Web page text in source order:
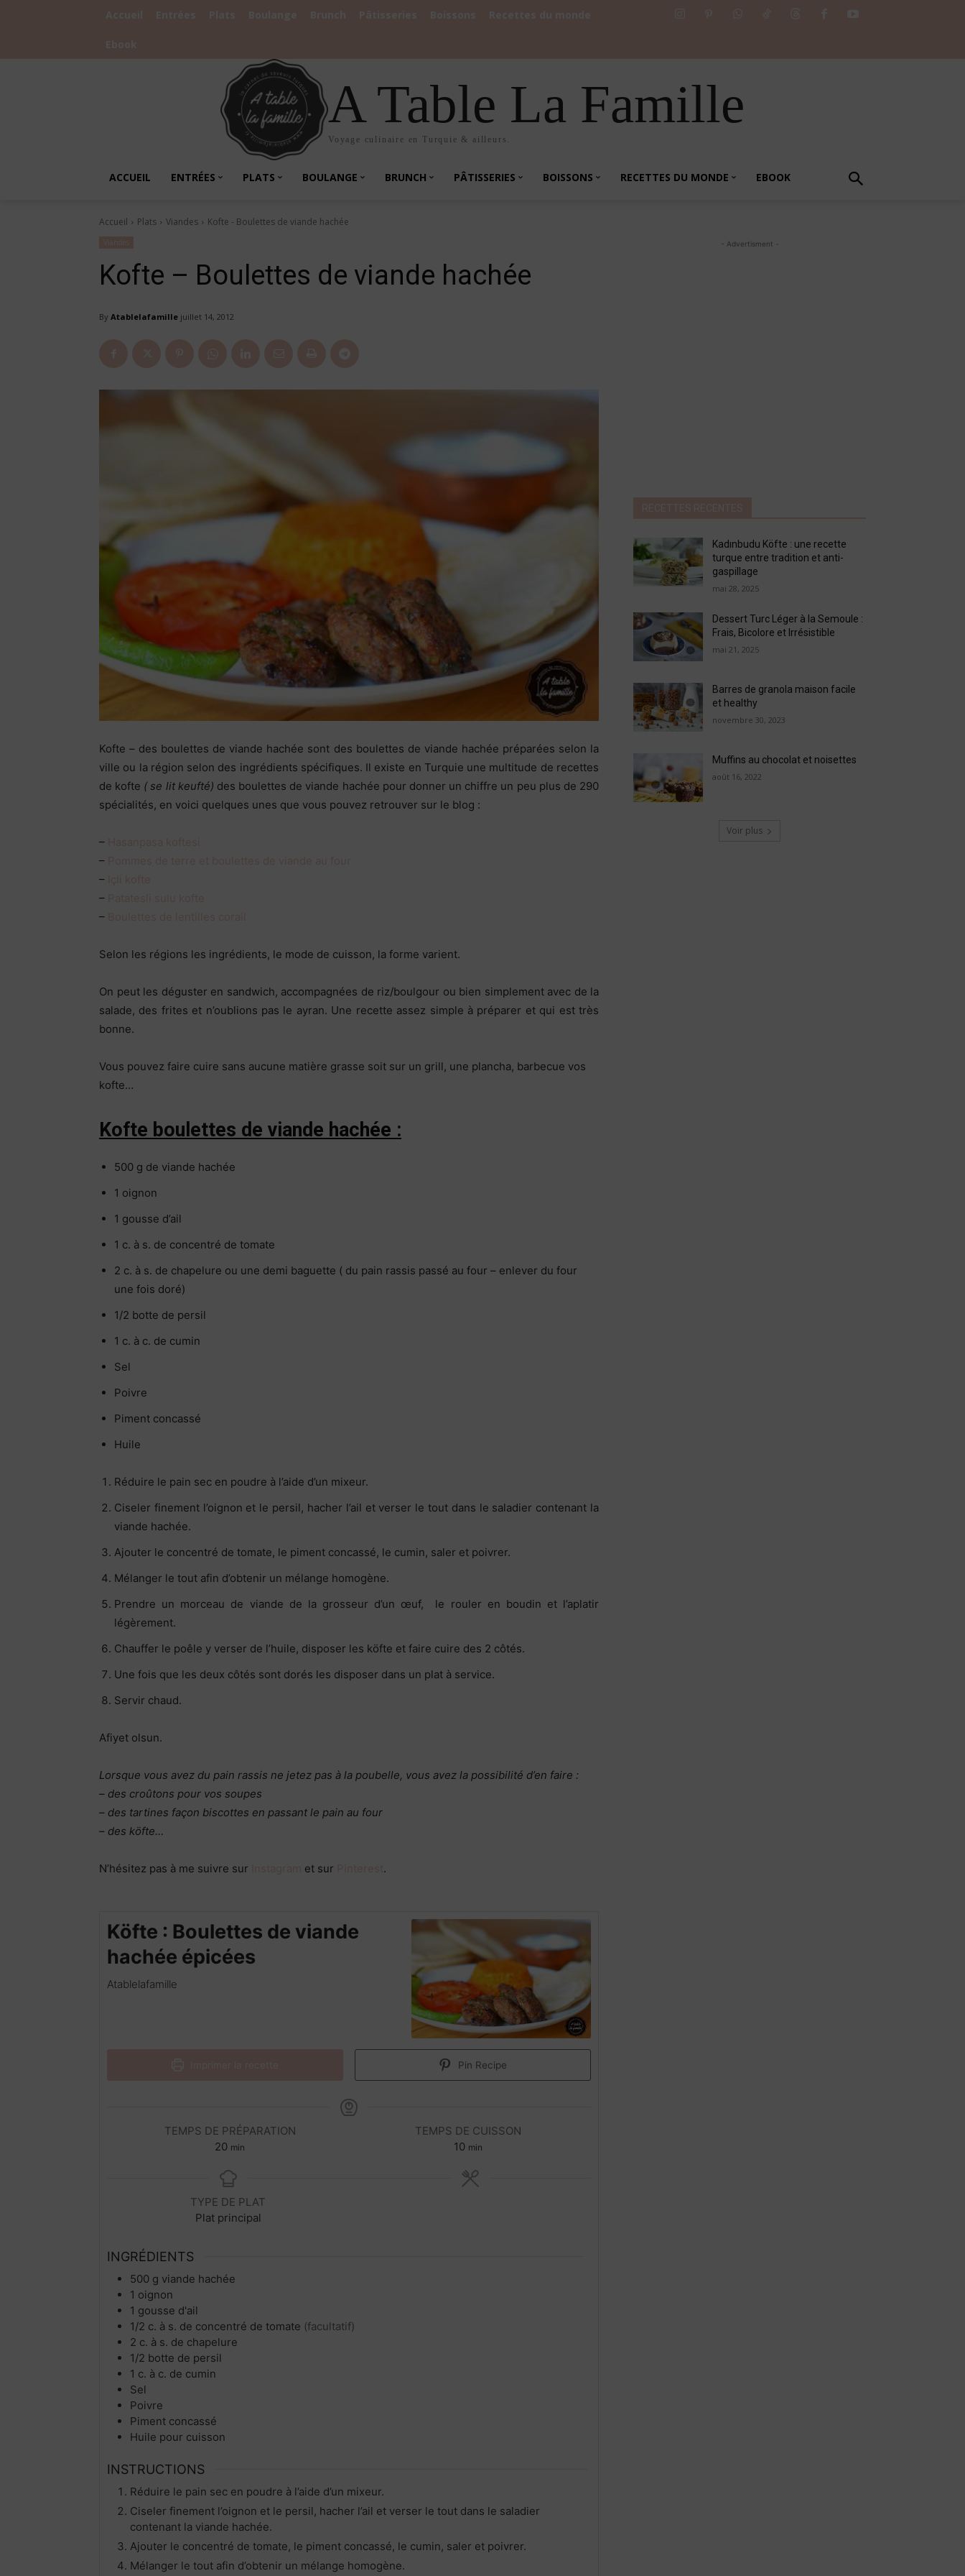
A Table La Famille
Voyage culinaire en Turquie & ailleurs.
ACCUEIL ENTRÉES PLATS BOULANGE BRUNCH PÂTISSERIES BOISSONS RECETTES DU MONDE EBOOK
Accueil Plats Viandes Kofte - Boulettes de viande hachée
Kofte – Boulettes de viande hachée
By Atablelafamille juillet 14, 2012
Kofte – des boulettes de viande hachée sont des boulettes de viande hachée préparées selon la
ville ou la région selon des ingrédients spécifiques. Il existe en Turquie une multitude de recettes
de kofte ( se lit keufté) des boulettes de viande hachée pour donner un chiffre un peu plus de 290
spécialités, en voici quelques unes que vous pouvez retrouver sur le blog :
–
–
–
–
–
Selon les régions les ingrédients, le mode de cuisson, la forme varient.
On peut les déguster en sandwich, accompagnées de riz/boulgour ou bien simplement avec de la
salade, des frites et n’oublions pas le ayran. Une recette assez simple à préparer et qui est très
bonne.
Vous pouvez faire cuire sans aucune matière grasse soit sur un grill, une plancha, barbecue vos
kofte…
Kofte boulettes de viande hachée :
500 g de viande hachée
1 oignon
1 gousse d’ail
1 c. à s. de concentré de tomate
2 c. à s. de chapelure ou une demi baguette ( du pain rassis passé au four – enlever du four
une fois doré)
1/2 botte de persil
1 c. à c. de cumin
Sel
Poivre
Piment concassé
Huile
Réduire le pain sec en poudre à l’aide d’un mixeur.
Ciseler finement l’oignon et le persil, hacher l’ail et verser le tout dans le saladier contenant la
viande hachée.
Ajouter le concentré de tomate, le piment concassé, le cumin, saler et poivrer.
Mélanger le tout afin d’obtenir un mélange homogène.
Prendre un morceau de viande de la grosseur d’un œuf, le rouler en boudin et l’aplatir
légèrement.
Chauffer le poêle y verser de l’huile, disposer les köfte et faire cuire des 2 côtés.
Une fois que les deux côtés sont dorés les disposer dans un plat à service.
Servir chaud.
Afiyet olsun.
Lorsque vous avez du pain rassis ne jetez pas à la poubelle, vous avez la possibilité d’en faire :
– des croûtons pour vos soupes
– des tartines façon biscottes en passant le pain au four
– des köfte…
N’hésitez pas à me suivre sur et sur .
Köfte : Boulettes de viande
hachée épicées
Atablelafamille
Pin Recipe
TEMPS DE PRÉPARATION
20m
n
t
e
min
TEMPS DE CUISSON
10m
n
min
TYPE DE PLAT
Plat principal
INGRÉDIENTS
500 g viande hachée
1 oignon
1 gousse d'ail
1/2 c. à s. de concentré de tomate (facultatif)
2 c. à s. de chapelure
1/2 botte de persil
1 c. à c. de cumin
Sel
Poivre
Piment concassé
Huile pour cuisson
INSTRUCTIONS
Réduire le pain sec en poudre à l’aide d’un mixeur.
Ciseler finement l’oignon et le persil, hacher l’ail et verser le tout dans le saladier
contenant la viande hachée.
Ajouter le concentré de tomate, le piment concassé, le cumin, saler et poivrer.
Mélanger le tout afin d’obtenir un mélange homogène.
- Advertisment -
Kadınbudu Köfte : une recette
turque entre tradition et anti-
gaspillage
mai 28, 2025
Dessert Turc Léger à la Semoule :
Frais, Bicolore et Irrésistible
mai 21, 2025
Barres de granola maison facile
et healthy
novembre 30, 2023
Muffins au chocolat et noisettes
août 16, 2022
Voir plus